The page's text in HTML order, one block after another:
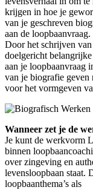
krijgen in hoe je
van je geschreven
aan de loopbaanvraag.
Door het schrijven
doelgericht belangrijke
aan je loopbaanvraag
van je biografie geven
voor het vormgeven
Wanneer zet je de
Je kunt de werkvorm
binnen
over zingeving en
levensloopbaan staat.
loopbaanthema’s als